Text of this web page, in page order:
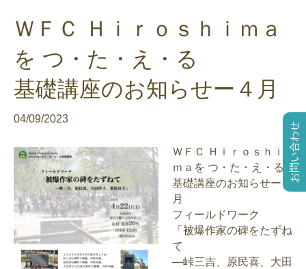
ＷＦＣ Ｈｉｒｏｓｈｉｍａ
を つ・た・え・る
基礎講座のお知らせー４月
04/09/2023
ＷＦＣ Ｈｉｒｏｓｈｉ
ｍａを つ・た・え・る
基礎講座のお知らせー４
月
フィールドワーク
「被爆作家の碑をたずね
て
—峠三吉、原民喜、大田
お問い合わせ